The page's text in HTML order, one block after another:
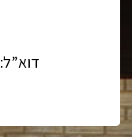
דוא”ל: